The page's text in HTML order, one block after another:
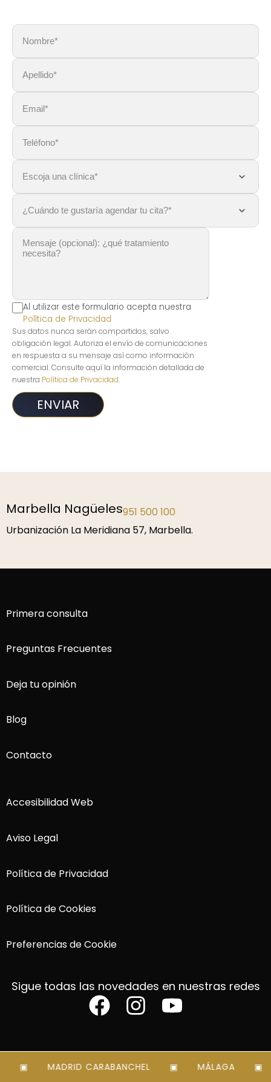
Al utilizar este formulario acepta nuestra
Política de Privacidad
Sus datos nunca serán compartidos, salvo
obligación legal. Autoriza el envío de comunicaciones
en respuesta a su mensaje así como información
comercial. Consulte aquí la información detallada de
nuestra Política de Privacidad.
951 500 100
Meridiana 57, Marbella.
Primera consulta
Preguntas Frecuentes
Deja tu opinión
Blog
Contacto
Accesibilidad Web
Aviso Legal
Política de Privacidad
Política de Cookies
Preferencias de Cookie
Sigue todas las novedades en nuestras redes
MADRID CARABANCHEL MÁLAGA